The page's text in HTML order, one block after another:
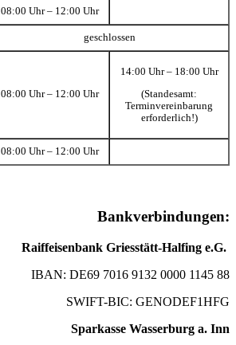
08:00 Uhr – 12:00 Uhr
geschlossen
08:00 Uhr – 12:00 Uhr
14:00 Uhr – 18:00 Uhr
(Standesamt:
Terminvereinbarung
erforderlich!)
08:00 Uhr – 12:00 Uhr
Bankverbindungen:
Raiffeisenbank Griesstätt-Halfing e.G.
IBAN: DE69 7016 9132 0000 1145 88
SWIFT-BIC: GENODEF1HFG
Sparkasse Wasserburg a. Inn